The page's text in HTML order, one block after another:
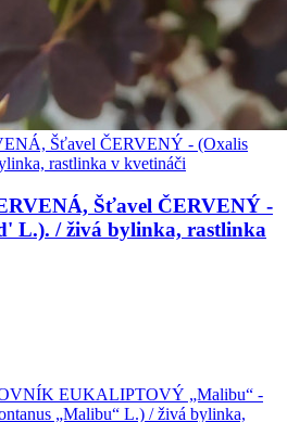
Šťavel ČERVENÝ -
L.). / živá bylinka, rastlinka